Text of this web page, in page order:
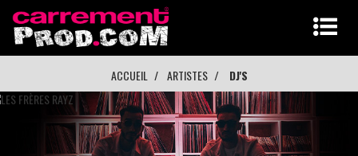
ACCUEIL ARTISTES DJ'S